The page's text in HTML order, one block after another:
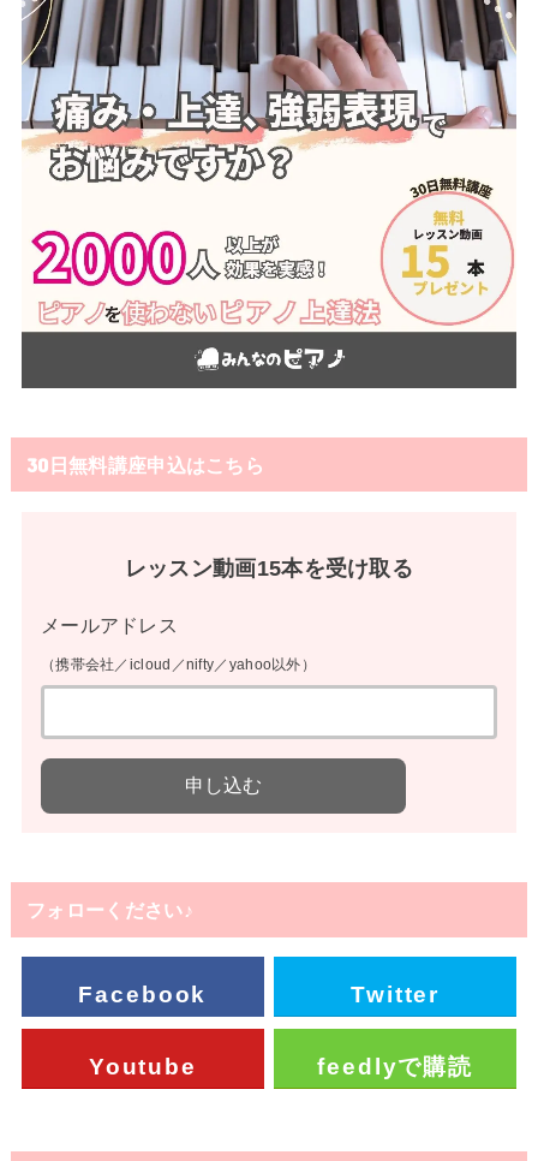
30日無料講座申込はこちら
レッスン動画15本を受け取る
メールアドレス
（携帯会社／icloud／nifty／yahoo以外）
フォローください♪
Facebook Twitter
Youtube feedlyで購読